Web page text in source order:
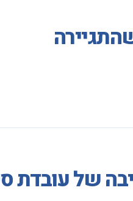
של עובדת